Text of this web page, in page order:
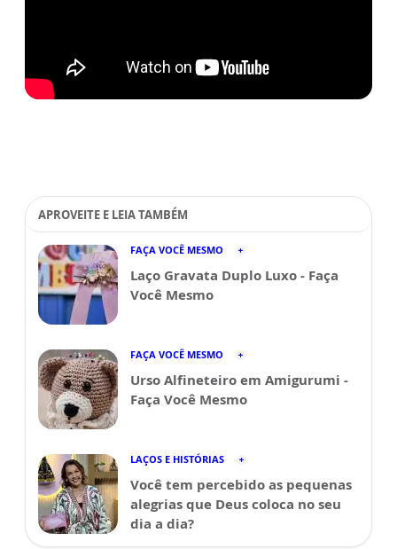
APROVEITE E LEIA TAMBÉM
FAÇA VOCÊ MESMO
Laço Gravata Duplo Luxo - Faça
Você Mesmo
FAÇA VOCÊ MESMO
Urso Alfineteiro em Amigurumi -
Faça Você Mesmo
LAÇOS E HISTÓRIAS
Você tem percebido as pequenas
alegrias que Deus coloca no seu
dia a dia?